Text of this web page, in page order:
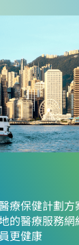
療保健計劃方
的醫療服務網
更健康